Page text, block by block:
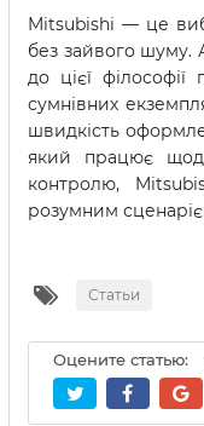
Mitsubishi — це
без зайвого шуму.
до цієї філософії
сумнівних
швидкість
який працює
контролю,
розумним
Статьи
Оцените статью: